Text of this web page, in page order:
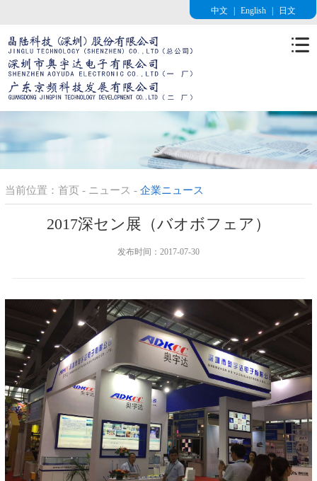
中文 English 日文
当前位置： 首页 - ニュース - 企業ニュース
2017深セン展（バオボフェア）
发布时间：2017-07-30